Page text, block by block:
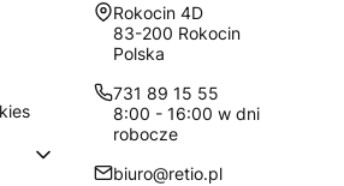
Adres:
Rokocin 4D
83-200 Rokocin
Polska
731 89 15 55
8:00 - 16:00 w dni
robocze
biuro@retio.pl